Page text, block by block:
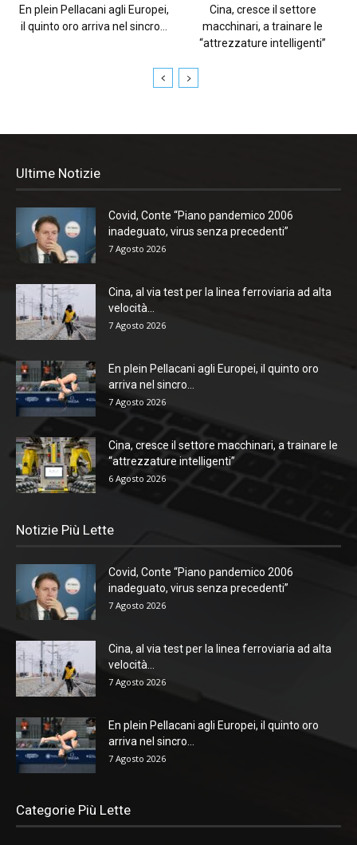
En plein Pellacani agli Europei,
il quinto oro arriva nel sincro...
Cina, cresce il settore
macchinari, a trainare le
“attrezzature intelligenti”
Ultime Notizie
Covid, Conte “Piano pandemico 2006
inadeguato, virus senza precedenti”
7 Agosto 2026
Cina, al via test per la linea ferroviaria ad alta
velocità...
7 Agosto 2026
En plein Pellacani agli Europei, il quinto oro
arriva nel sincro...
7 Agosto 2026
Cina, cresce il settore macchinari, a trainare le
“attrezzature intelligenti”
6 Agosto 2026
Notizie Più Lette
Covid, Conte “Piano pandemico 2006
inadeguato, virus senza precedenti”
7 Agosto 2026
Cina, al via test per la linea ferroviaria ad alta
velocità...
7 Agosto 2026
En plein Pellacani agli Europei, il quinto oro
arriva nel sincro...
7 Agosto 2026
Categorie Più Lette